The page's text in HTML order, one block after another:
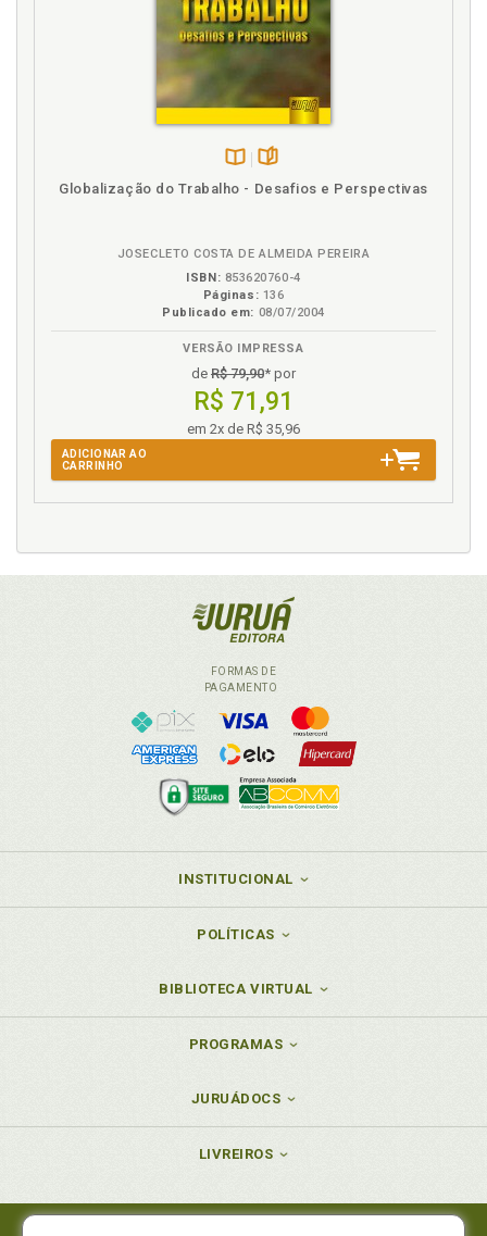
Disponível
páginas
Globalização do Trabalho - Desafios e Perspectivas
JOSECLETO COSTA DE ALMEIDA PEREIRA
ISBN: 853620760-4
Páginas: 136
Publicado em: 08/07/2004
VERSÃO IMPRESSA
de R$ 79,90* por
R$ 71,91
em 2x de R$ 35,96
ADICIONAR AO
CARRINHO
FORMAS DE
PAGAMENTO
INSTITUCIONAL
POLÍTICAS
BIBLIOTECA VIRTUAL
PROGRAMAS
JURUÁDOCS
LIVREIROS